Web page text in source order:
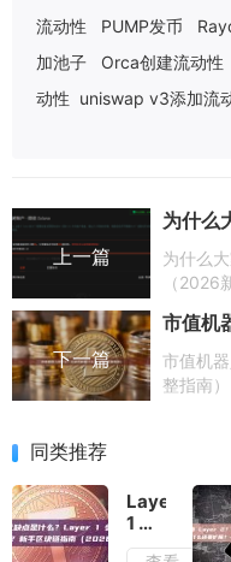
流动性
PUMP发币
加池子
Orca创建流动性
动性 uniswap v3添加流
上一篇
为什么
（2026
下一篇
市值机
整指南）
同类推荐
Layer
1 的
优缺